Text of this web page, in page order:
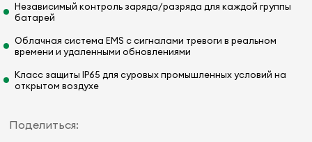
Независимый контроль заряда/разряда для каждой группы
батарей
Облачная система EMS с сигналами тревоги в реальном
времени и удаленными обновлениями
Класс защиты IP65 для суровых промышленных условий на
открытом воздухе
Поделиться: